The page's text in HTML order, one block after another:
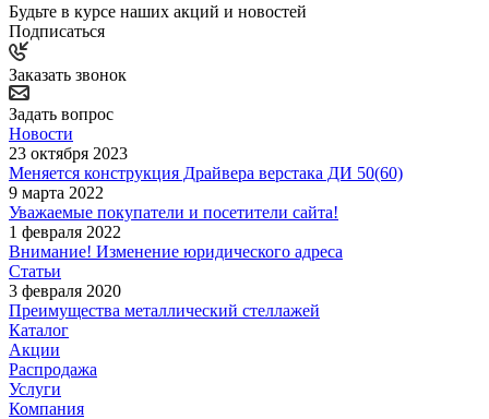
Будьте в курсе наших акций и новостей
Подписаться
Заказать звонок
Задать вопрос
Новости
23 октября 2023
Меняется конструкция Драйвера верстака ДИ 50(60)
9 марта 2022
Уважаемые покупатели и посетители сайта!
1 февраля 2022
Внимание! Изменение юридического адреса
Статьи
3 февраля 2020
Преимущества металлический стеллажей
Каталог
Акции
Распродажа
Услуги
Компания